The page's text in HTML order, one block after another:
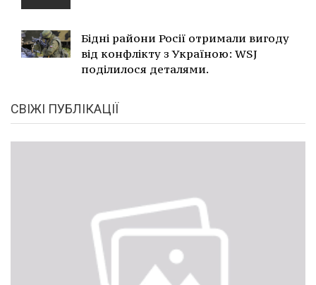
Бідні райони Росії отримали вигоду
від конфлікту з Україною: WSJ
поділилося деталями.
СВІЖІ ПУБЛІКАЦІЇ